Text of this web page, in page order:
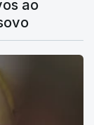
ao